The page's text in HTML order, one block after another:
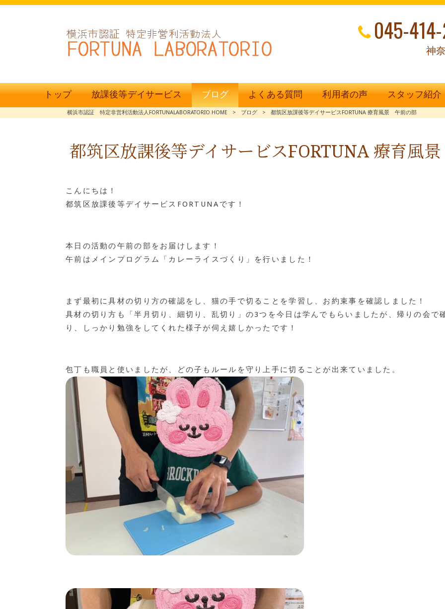
045-
神
トップ 放課後等デイサービス ブログ よくある質問 利用者の声 スタッフ紹介
横浜市認証 特定非営利活動法人FORTUNALABORATORIO HOME > ブログ > 都筑区放課後等デイサービスFORTUNA 療育風景 午前の部
都筑区放課後等デイサービスFORTUNA 療育風
こんにちは！
都筑区放課後等デイサービスFORTUNAです！
本日の活動の午前の部をお届けします！
午前はメインプログラム「カレーライスづくり」を行いました！
まず最初に具材の切り方の確認をし、猫の手で切ることを学習し、お約束事を確認しました！
具材の切り方も「半月切り、細切り、乱切り」の3つを今日は学んでもらいましたが、帰りの会で
り、しっかり勉強をしてくれた様子が伺え嬉しかったです！
包丁も職員と使いましたが、どの子もルールを守り上手に切ることが出来ていました。